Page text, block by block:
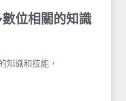
位相關的知識
知識和技能，